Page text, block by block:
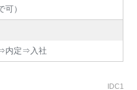
）
内定⇒入社
IDC1